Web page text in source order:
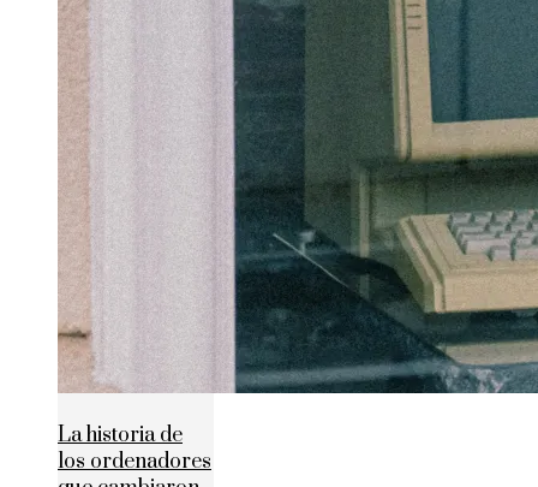
La historia de
los ordenadores